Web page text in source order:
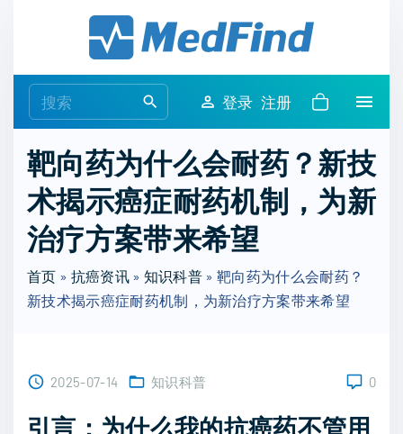
e
r
c
h
f
r
:
登录 注册
靶向药为什么会耐药？新技
术揭示癌症耐药机制，为新
治疗方案带来希望
首页 » 抗癌资讯» 知识科普 »靶向药为什么会耐药？
新技术揭示癌症耐药机制，为新治疗方案带来希望
2025-07-14 知识科普 0
引言：为什么我的抗癌药不管用